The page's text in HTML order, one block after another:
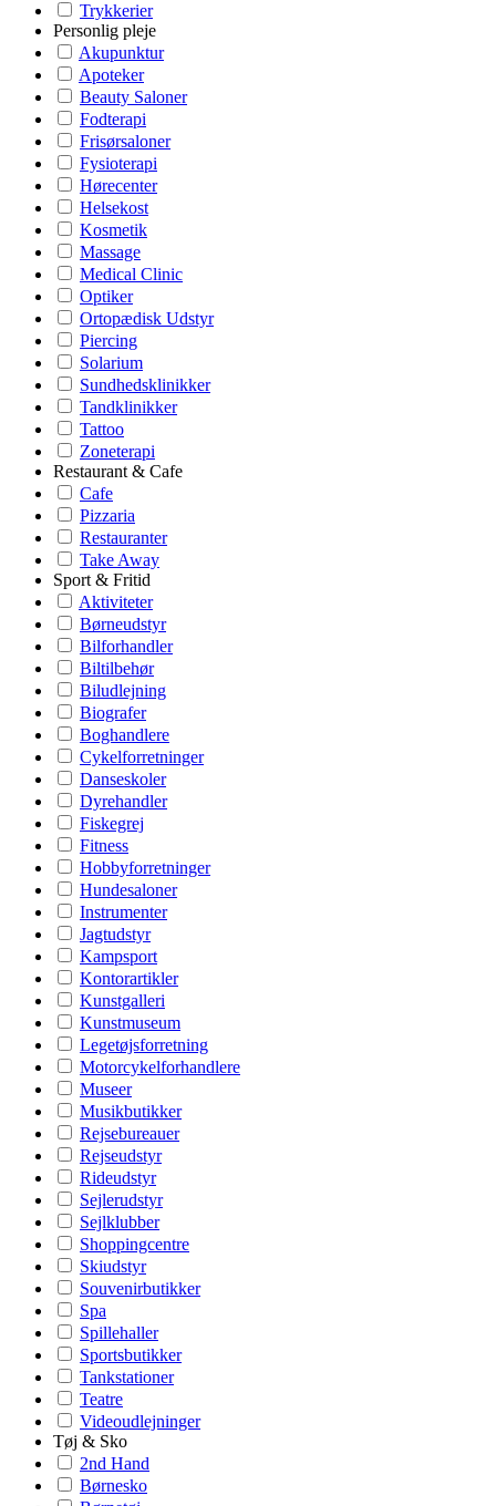
Trykkerier
Personlig pleje
Akupunktur
Apoteker
Beauty Saloner
Fodterapi
Frisørsaloner
Fysioterapi
Hørecenter
Helsekost
Kosmetik
Massage
Medical Clinic
Optiker
Ortopædisk Udstyr
Piercing
Solarium
Sundhedsklinikker
Tandklinikker
Tattoo
Zoneterapi
Restaurant & Cafe
Cafe
Pizzaria
Restauranter
Take Away
Sport & Fritid
Aktiviteter
Børneudstyr
Bilforhandler
Biltilbehør
Biludlejning
Biografer
Boghandlere
Cykelforretninger
Danseskoler
Dyrehandler
Fiskegrej
Fitness
Hobbyforretninger
Hundesaloner
Instrumenter
Jagtudstyr
Kampsport
Kontorartikler
Kunstgalleri
Kunstmuseum
Legetøjsforretning
Motorcykelforhandlere
Museer
Musikbutikker
Rejsebureauer
Rejseudstyr
Rideudstyr
Sejlerudstyr
Sejlklubber
Shoppingcentre
Skiudstyr
Souvenirbutikker
Spa
Spillehaller
Sportsbutikker
Tankstationer
Teatre
Videoudlejninger
Tøj & Sko
2nd Hand
Børnesko